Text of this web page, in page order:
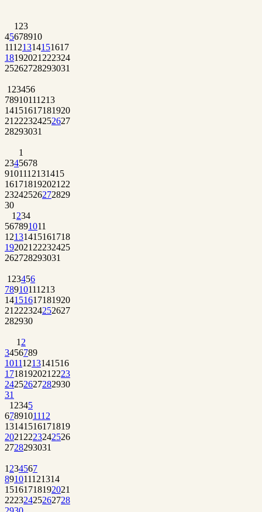
1 23
45678910
11121314151617
18192021 222324
25262728293031
1 23456
78910111213
14151617181920
21 222324252627
28293031
1
2345678
9101112131415
161718192021 22
23242526272829
30
1 234
567891011
12131415161718
192021 22232425
262728293031
1 23456
78910111213
14151617181920
21 222324252627
282930
1 2
3456789
10111213141516
1718192021 2223
24252627282930
31
1 2345
6789101112
13141516171819
2021 2223242526
2728293031
1 234567
891011121314
15161718192021
22232425262728